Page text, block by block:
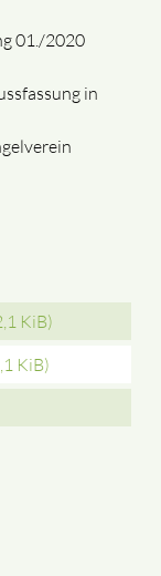
01./2020
in
KiB)
KiB)